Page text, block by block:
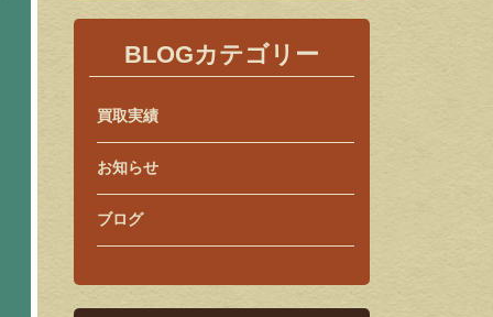
BLOGカテゴリー
買取実績
お知らせ
ブログ